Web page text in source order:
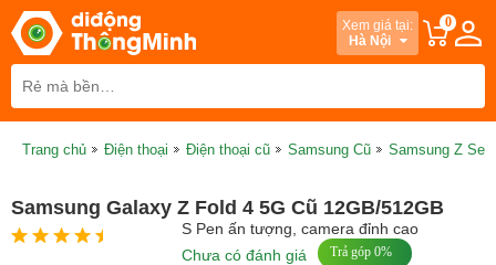
Xem giá tại:
Hà Nội
0
Trang chủ Điện thoại Điện thoại cũ Samsung Cũ Samsung Z
Samsung Galaxy Z Fold 4 5G Cũ 12GB/512GB
S Pen ấn tượng, camera đỉnh cao
Chưa có đánh giá
Trả góp 0%